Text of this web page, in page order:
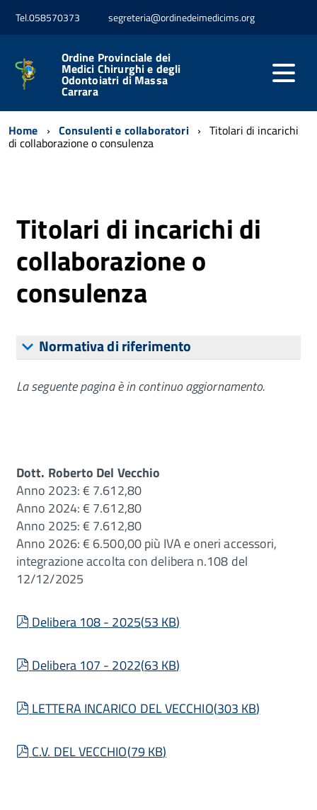
Tel.058570373 segreteria@ordinedeimedicims.org
Ordine Provinciale dei
Medici Chirurghi e degli
Odontoiatri di Massa
Carrara
Home Consulenti e collaboratori Titolari di incarichi
di collaborazione o consulenza
Titolari di incarichi di
collaborazione o
consulenza
Normativa di riferimento
La seguente pagina è in continuo aggiornamento.
Dott. Roberto Del Vecchio
Anno 2023: € 7.612,80
Anno 2024: € 7.612,80
Anno 2025: € 7.612,80
Anno 2026: € 6.500,00 più IVA e oneri accessori,
integrazione accolta con delibera n.108 del
12/12/2025
pdf
Delibera 108 - 2025(53 KB)
pdf
Delibera 107 - 2022(63 KB)
pdf
LETTERA INCARICO DEL VECCHIO(303 KB)
pdf
C.V. DEL VECCHIO(79 KB)